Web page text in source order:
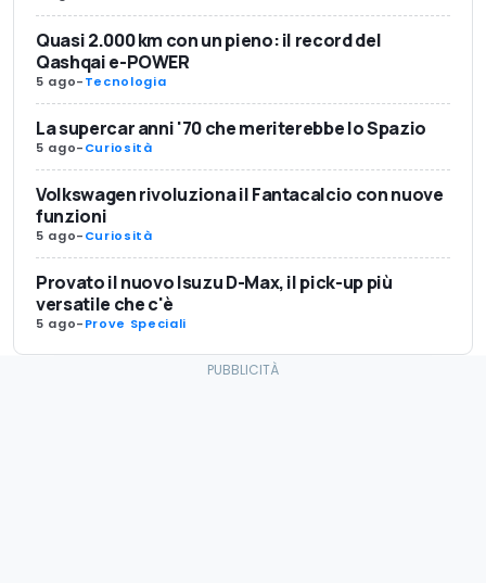
Quasi 2.000 km con un pieno: il record del
Qashqai e-POWER
5 ago-Tecnologia
La supercar anni '70 che meriterebbe lo Spazio
5 ago-Curiosità
Volkswagen rivoluziona il Fantacalcio con nuove
funzioni
5 ago-Curiosità
Provato il nuovo Isuzu D-Max, il pick-up più
versatile che c'è
5 ago-Prove Speciali